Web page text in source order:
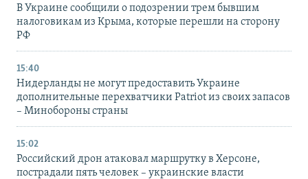
В Украине сообщили о подозрении трем бывшим
налоговикам из Крыма, которые перешли на сторону
РФ
15:40
Нидерланды не могут предоставить Украине
дополнительные перехватчики Patriot из своих запасов
– Минобороны страны
15:02
Российский дрон атаковал маршрутку в Херсоне,
пострадали пять человек – украинские власти